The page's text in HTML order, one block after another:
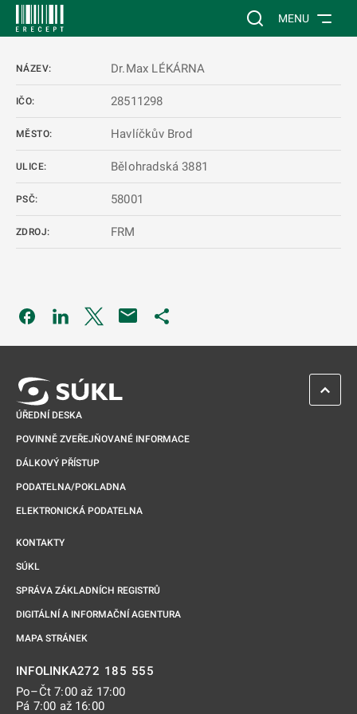
Vyhledávání na
MENU
NÁZEV: Dr.Max LÉKÁRNA
IČO: 28511298
MĚSTO: Havlíčkův Brod
ULICE: Bělohradská 3881
PSČ: 58001
ZDROJ: FRM
Odkaz se otevře na nové kartě
Odkaz se otevře na nové kartě
Odkaz se otevře na nové kartě
ÚŘEDNÍ DESKA
POVINNĚ ZVEŘEJŇOVANÉ INFORMACE
DÁLKOVÝ PŘÍSTUP
PODATELNA/POKLADNA
ELEKTRONICKÁ PODATELNA
KONTAKTY
SÚKL
SPRÁVA ZÁKLADNÍCH REGISTRŮ
DIGITÁLNÍ A INFORMAČNÍ AGENTURA
MAPA STRÁNEK
INFOLINKA272 185 555
Po–Čt 7:00 až 17:00
Pá 7:00 až 16:00
ZPĚT